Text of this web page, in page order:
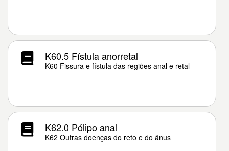
K60.5 Fístula anorretal
K60 Fissura e fístula das regiões anal e retal
K62.0 Pólipo anal
K62 Outras doenças do reto e do ânus